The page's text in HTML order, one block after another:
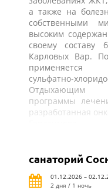
а также на
собственными
высоким
своему составу
Карловых Вар.
применяется
сульфатно-
Отдыхающим
программы
разработанная
санаторий
01.12.2026 –
2 дня / 1 ночь